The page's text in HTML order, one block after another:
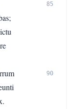
85
90